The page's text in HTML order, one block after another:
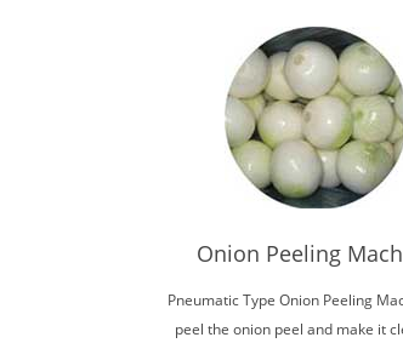
Onion Peeling
Pneumatic Type Onion Peeling
peel the onion peel and make it